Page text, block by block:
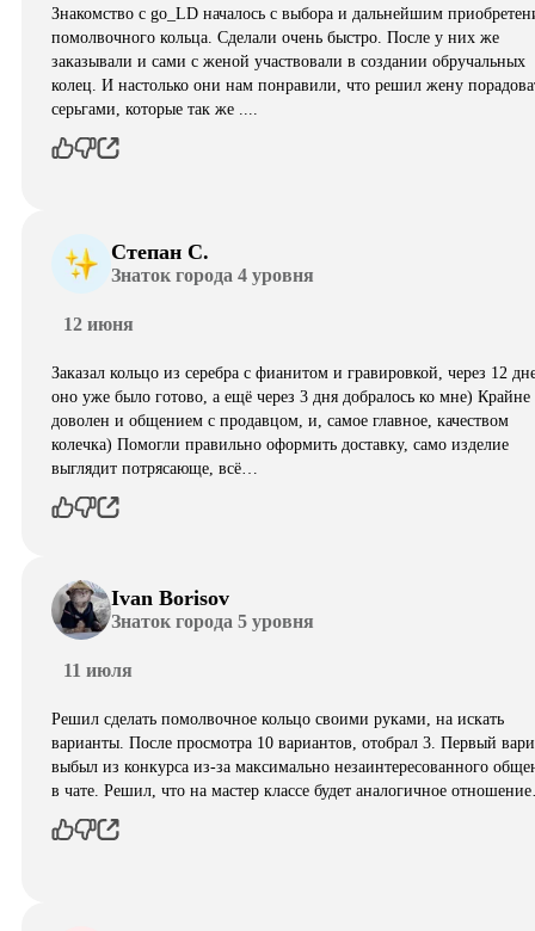
Знакомство с go_LD началось с выбора и дальнейшим
помолвочного кольца. Сделали очень быстро. После у них же
заказывали и сами с женой участвовали в создании обручальных
колец. И настолько они нам понравили, что решил жену
серьгами, которые так же ....
Степан С.
Знаток города 4 уровня
12 июня
Заказал кольцо из серебра с фианитом и гравировкой, через 12
оно уже было готово, а ещё через 3 дня добралось ко мне) Крайне
доволен и общением с продавцом, и, самое главное, качеством
колечка) Помогли правильно оформить доставку, само изделие
выглядит потрясающе, всë…
Ivan Borisov
Знаток города 5 уровня
11 июля
Решил сделать помолвочное кольцо своими руками, на искать
варианты. После просмотра 10 вариантов, отобрал 3. Первый
выбыл из конкурса из-за максимально незаинтересованного
в чате. Решил, что на мастер классе будет аналогичное